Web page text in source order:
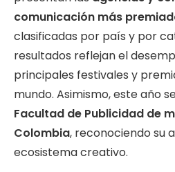
comunicación más
clasificadas por país y por
resultados reflejan el
principales festivales y
mundo. Asimismo, este año
Facultad de Publicidad de
Colombia, reconociendo su
ecosistema creativo.